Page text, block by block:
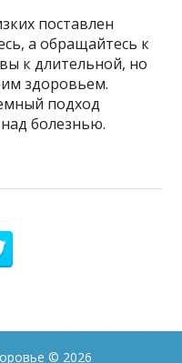
поставлен
а обращайтесь к
к длительной, но
здоровьем.
подход
болезнью.
© 2026